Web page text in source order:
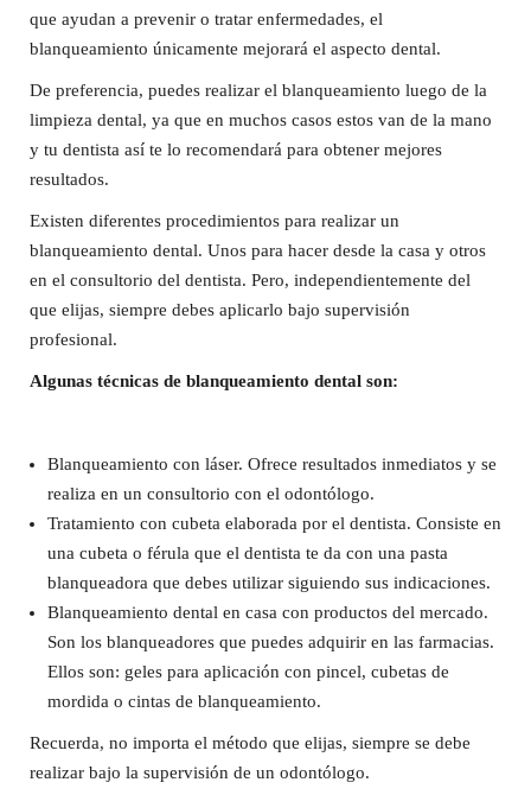
que ayudan a prevenir o tratar enfermedades, el
blanqueamiento únicamente mejorará el aspecto dental.
De preferencia, puedes realizar el blanqueamiento luego de la
limpieza dental, ya que en muchos casos estos van de la mano
y tu dentista así te lo recomendará para obtener mejores
resultados.
Existen diferentes procedimientos para realizar un
blanqueamiento dental. Unos para hacer desde la casa y otros
en el consultorio del dentista. Pero, independientemente del
que elijas, siempre debes aplicarlo bajo supervisión
profesional.
Algunas técnicas de blanqueamiento dental son:
Blanqueamiento con láser. Ofrece resultados inmediatos y se
realiza en un consultorio con el odontólogo.
Tratamiento con cubeta elaborada por el dentista. Consiste en
una cubeta o férula que el dentista te da con una pasta
blanqueadora que debes utilizar siguiendo sus indicaciones.
Blanqueamiento dental en casa con productos del mercado.
Son los blanqueadores que puedes adquirir en las farmacias.
Ellos son: geles para aplicación con pincel, cubetas de
mordida o cintas de blanqueamiento.
Recuerda, no importa el método que elijas, siempre se debe
realizar bajo la supervisión de un odontólogo.